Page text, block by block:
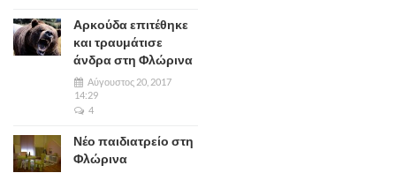
Αρκούδα επιτέθηκε
και τραυμάτισε
άνδρα στη Φλώρινα
Αύγουστος 20, 2017
14:29
4
Νέο παιδιατρείο στη
Φλώρινα